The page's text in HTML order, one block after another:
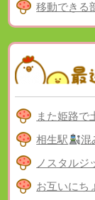
移動できる
また姫路で
相生駅
混
ノスタルジ
お互いにち